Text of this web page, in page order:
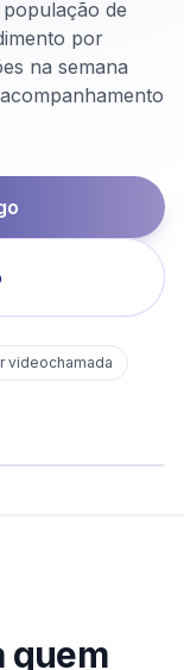
de
por
na semana
videochamada
quem